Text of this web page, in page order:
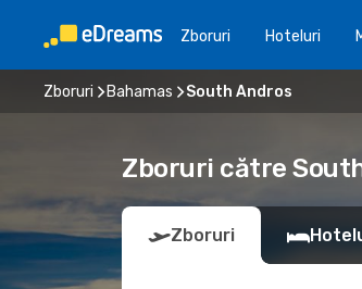
Zboruri Hoteluri
Zboruri Bahamas South Andros
Zboruri către
Zboruri